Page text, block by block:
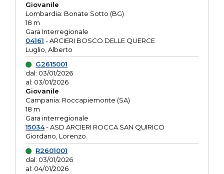
Giovanile
Lombardia: Bonate Sotto (BG)
18 m
Gara Interregionale
04161 - ARCIERI BOSCO DELLE QUERCE
Luglio, Alberto
G2615001
dal: 03/01/2026
al: 03/01/2026
Giovanile
Campania: Roccapiemonte (SA)
18 m
Gara interregionale
15034- ASD ARCIERI ROCCA SAN QUIRICO
Giordano, Lorenzo
R2601001
dal: 03/01/2026
al: 04/01/2026